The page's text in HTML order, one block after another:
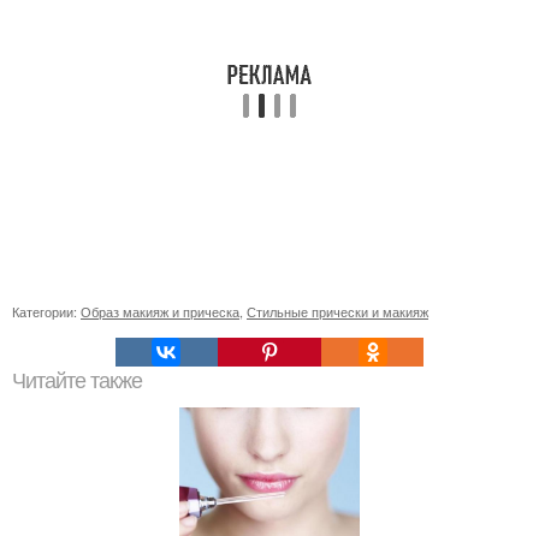
Категории: Образ макияж и прическа Стильные прически и макияж
Читайте также